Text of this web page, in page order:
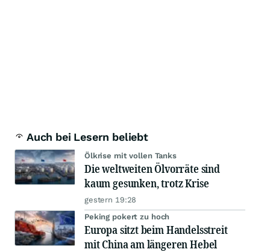
Auch bei Lesern beliebt
Ölkrise mit vollen Tanks
Die weltweiten Ölvorräte sind
kaum gesunken, trotz Krise
gestern 19:28
Peking pokert zu hoch
Europa sitzt beim Handelsstreit
mit China am längeren Hebel